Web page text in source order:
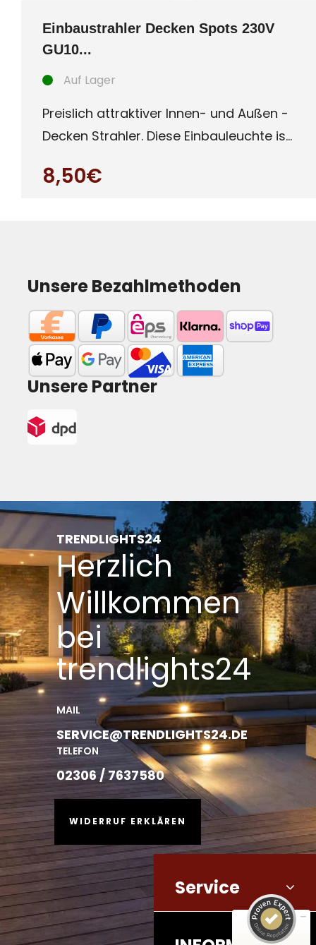
Einbaustrahler Decken Spots 230V
GU10...
Auf Lager
Preislich attraktiver Innen- und Außen -
Decken Strahler. Diese Einbauleuchte ist
8,50€
Unsere Bezahlmethoden
Unsere Partner
TRENDLIGHTS24
Herzlich
Willkommen
bei
trendlights24
MAIL
SERVICE@TRENDLIGHTS24.DE
TELEFON
02306 / 7637580
WIDERRUF ERKLÄREN
Service
Kundenbewertungen und Erfahrungen zu
SEHR GUT 63k+